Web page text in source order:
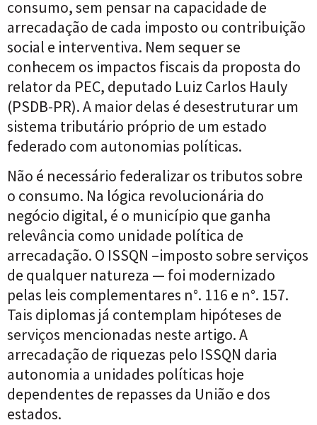
consumo, sem pensar na capacidade de
arrecadação de cada imposto ou contribuição
social e interventiva. Nem sequer se
conhecem os impactos fiscais da proposta do
relator da PEC, deputado Luiz Carlos Hauly
(PSDB-PR). A maior delas é desestruturar um
sistema tributário próprio de um estado
federado com autonomias políticas.
Não é necessário federalizar os tributos sobre
o consumo. Na lógica revolucionária do
negócio digital, é o município que ganha
relevância como unidade política de
arrecadação. O ISSQN –imposto sobre serviços
de qualquer natureza — foi modernizado
pelas leis complementares n°. 116 e n°. 157.
Tais diplomas já contemplam hipóteses de
serviços mencionadas neste artigo. A
arrecadação de riquezas pelo ISSQN daria
autonomia a unidades políticas hoje
dependentes de repasses da União e dos
estados.